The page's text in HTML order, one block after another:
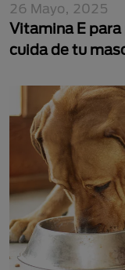
26 Mayo, 2025
Vitamina E
cuida de tu